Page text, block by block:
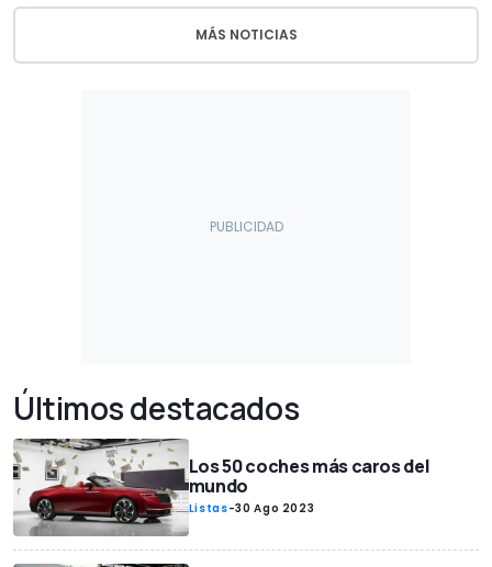
MÁS NOTICIAS
Últimos destacados
Los 50 coches más caros del
mundo
Listas-30 Ago 2023